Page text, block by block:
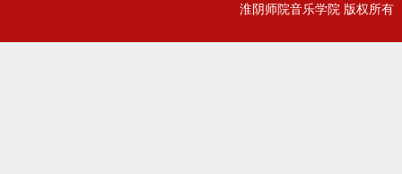
淮阴师院音乐学院 版权所